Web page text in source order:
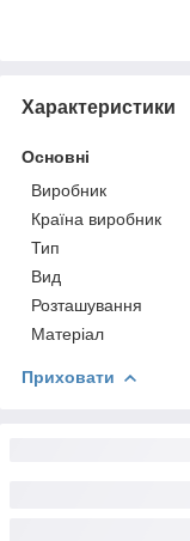
Характеристики
Основні
Виробник
Країна виробник
Тип
Вид
Розташування
Матеріал
Приховати